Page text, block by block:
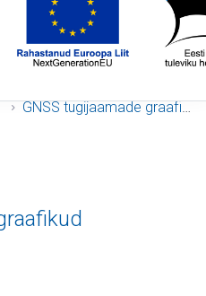
GNSS tugijaamade graafikud